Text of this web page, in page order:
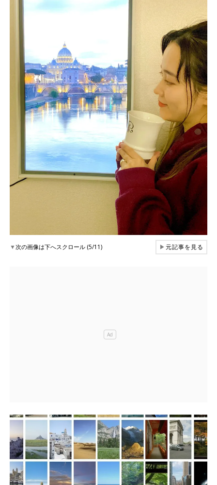
▼次の画像は下へスクロール (5/11) ▶元記事を見る